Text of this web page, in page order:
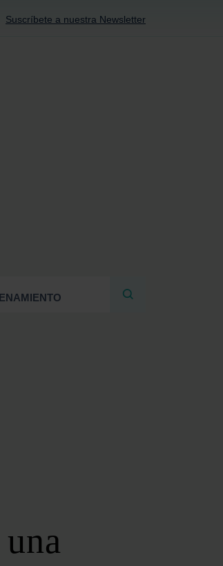
Suscríbete a nuestra Newsletter